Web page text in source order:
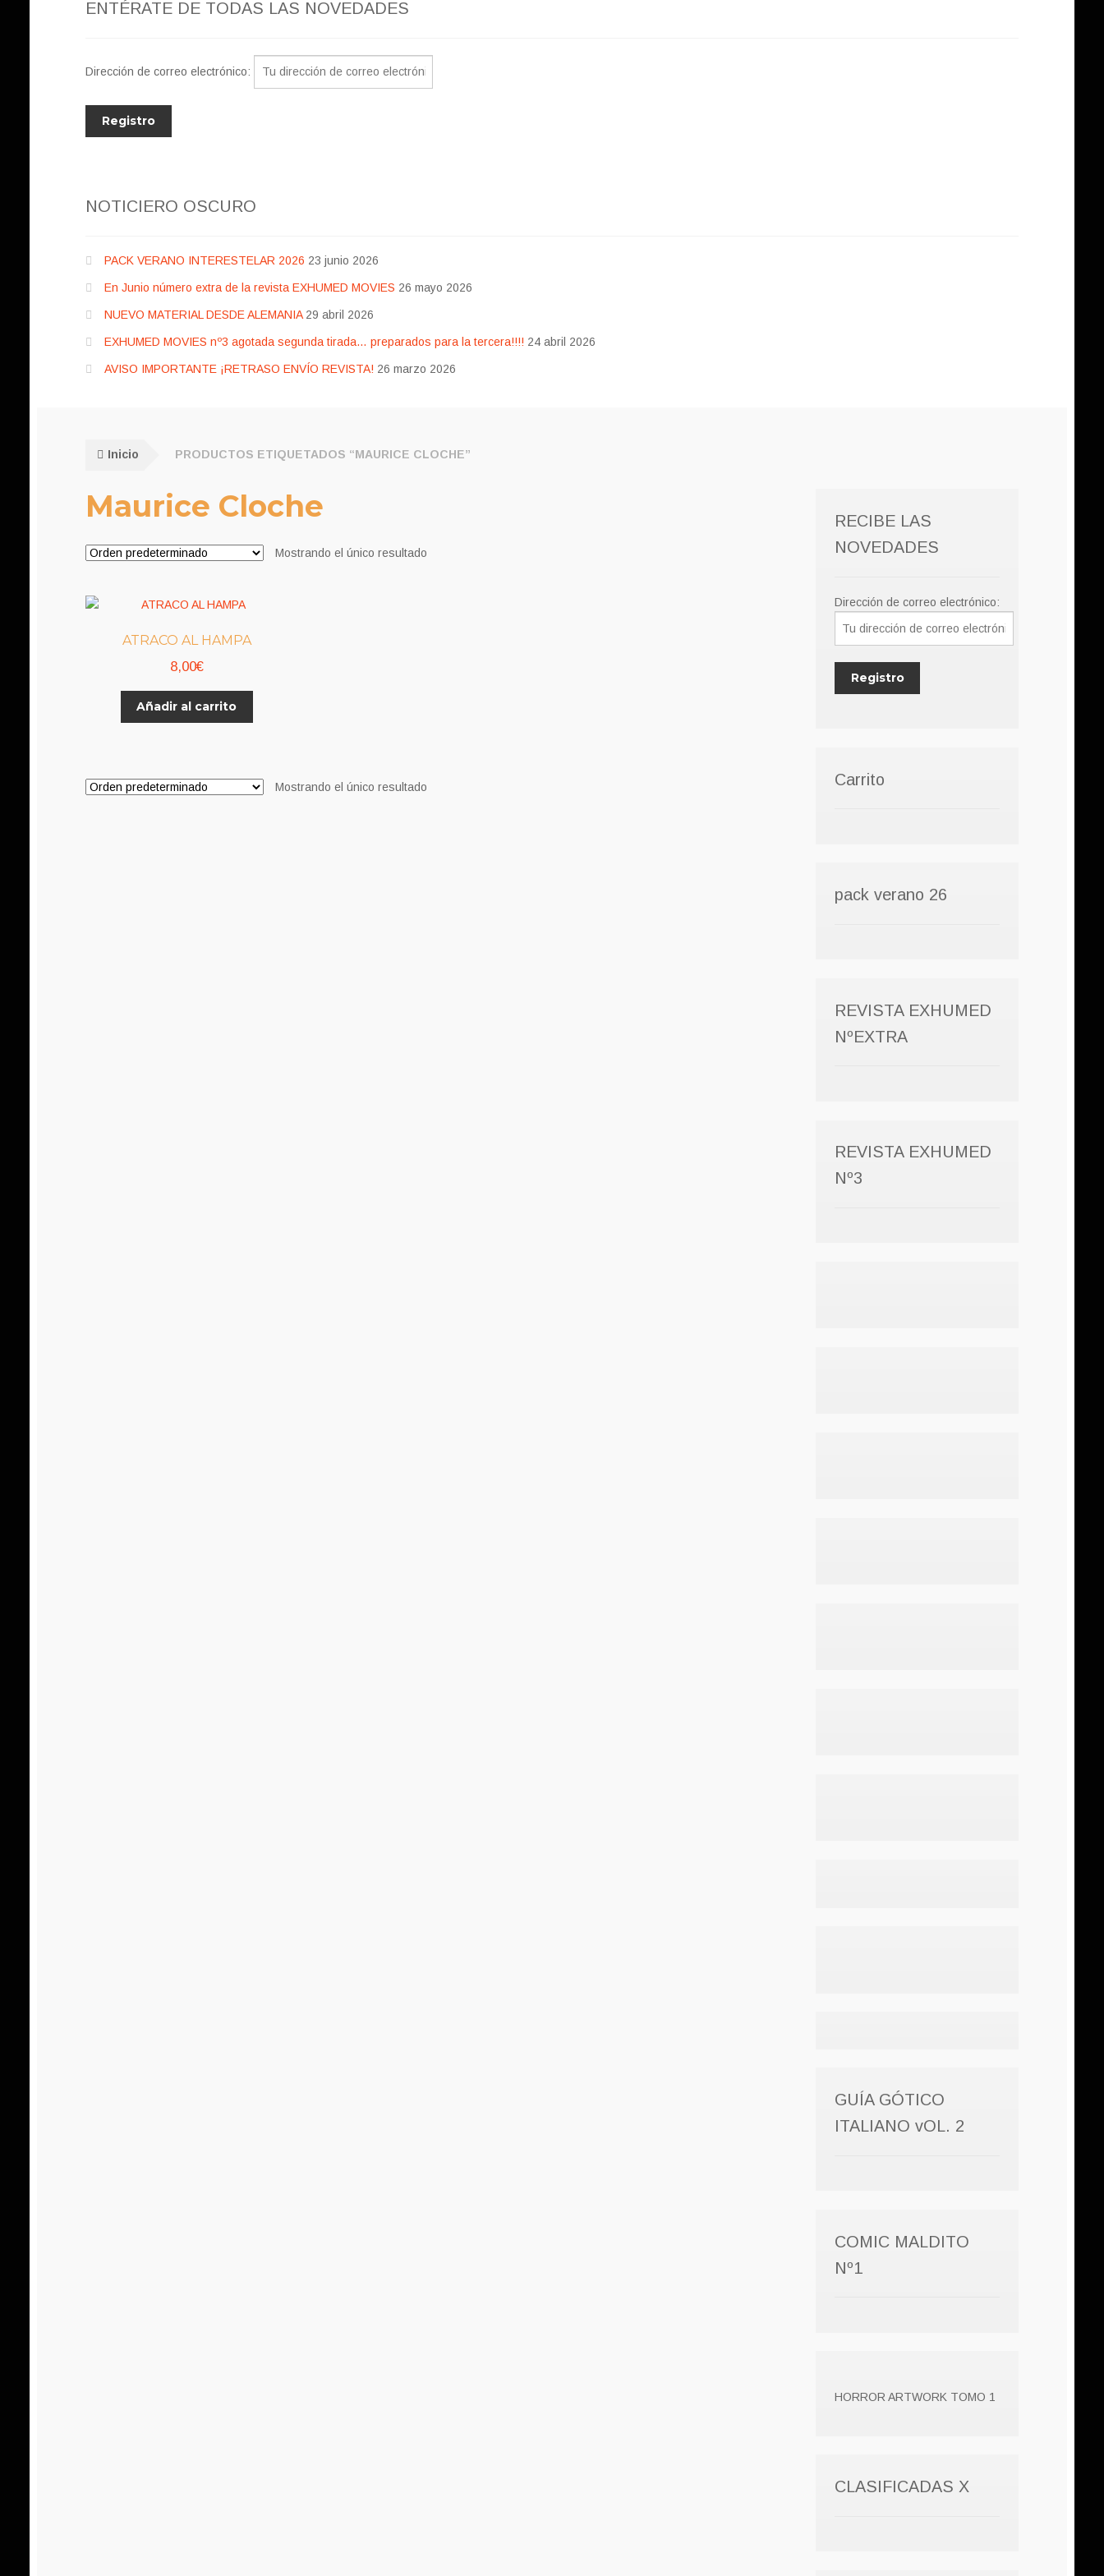
ENTÉRATE DE TODAS LAS NOVEDADES
Dirección de correo electrónico:
NOTICIERO OSCURO
PACK VERANO INTERESTELAR 2026 23 junio 2026
En Junio número extra de la revista EXHUMED MOVIES 26 mayo 2026
NUEVO MATERIAL DESDE ALEMANIA 29 abril 2026
EXHUMED MOVIES nº3 agotada segunda tirada… preparados para la tercera!!!! 24 abril 2026
AVISO IMPORTANTE ¡RETRASO ENVÍO REVISTA! 26 marzo 2026
Inicio PRODUCTOS ETIQUETADOS “MAURICE CLOCHE”
Maurice Cloche
Mostrando el único resultado
ATRACO AL HAMPA
8,00€
Añadir al carrito
Mostrando el único resultado
RECIBE LAS
NOVEDADES
Dirección de correo electrónico:
Carrito
pack verano 26
REVISTA EXHUMED
NºEXTRA
REVISTA EXHUMED
Nº3
GUÍA GÓTICO
ITALIANO vOL. 2
COMIC MALDITO
Nº1
HORROR ARTWORK TOMO 1
CLASIFICADAS X